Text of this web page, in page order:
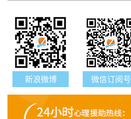
新浪微博 微信订阅号